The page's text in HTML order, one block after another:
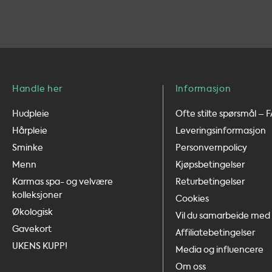
Handle her
Hudpleie
Hårpleie
Sminke
Menn
Karmas spa- og velvære
kolleksjoner
Økologisk
Gavekort
UKENS KUPP!
Informasjon
Ofte stilte spørsmål –
Leveringsinformasjon
Personvernpolicy
Kjøpsbetingelser
Returbetingelser
Cookies
Vil du samarbeide med
Affiliatebetingelser
Media og influencere
Om oss